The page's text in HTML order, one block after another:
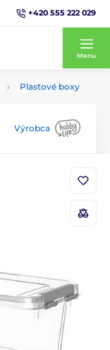
+420 555 222 029
Menu
Plastové boxy
Výrobca